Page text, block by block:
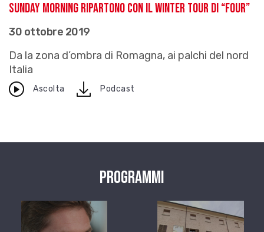
Sunday Morning ripartono con il winter tour di “Four”
30 ottobre 2019
Da la zona d’ombra di Romagna, ai palchi del nord
Italia
Ascolta downloadPodcast
Programmi